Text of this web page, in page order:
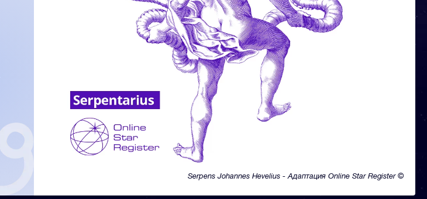
Serpens Johannes Hevelius - Адаптация Online Star Register ©